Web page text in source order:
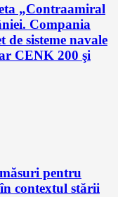
„Contraamiral
Compania
sisteme navale
CENK 200 şi
pentru
contextul stării